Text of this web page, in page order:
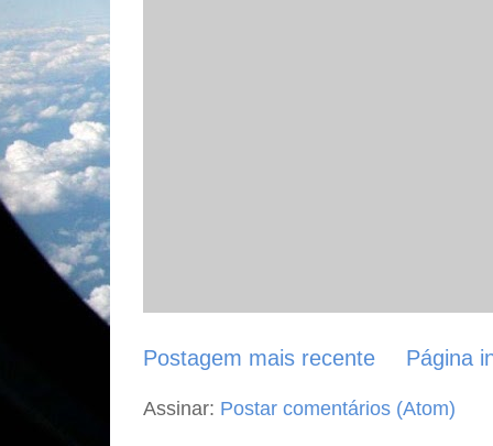
Postagem mais recente Página
Assinar: Postar comentários (Atom)